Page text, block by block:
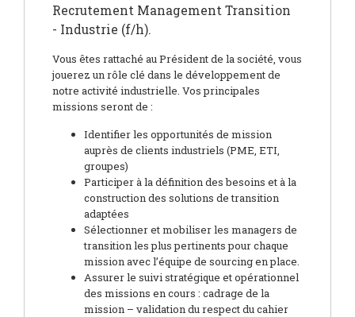
Recrutement Management Transition
- Industrie (f/h).
Vous êtes rattaché au Président de la société, vous
jouerez un rôle clé dans le développement de
notre activité industrielle. Vos principales
missions seront de :
Identifier les opportunités de mission
auprès de clients industriels (PME, ETI,
groupes)
Participer à la définition des besoins et à la
construction des solutions de transition
adaptées
Sélectionner et mobiliser les managers de
transition les plus pertinents pour chaque
mission avec l’équipe de sourcing en place.
Assurer le suivi stratégique et opérationnel
des missions en cours : cadrage de la
mission – validation du respect du cahier